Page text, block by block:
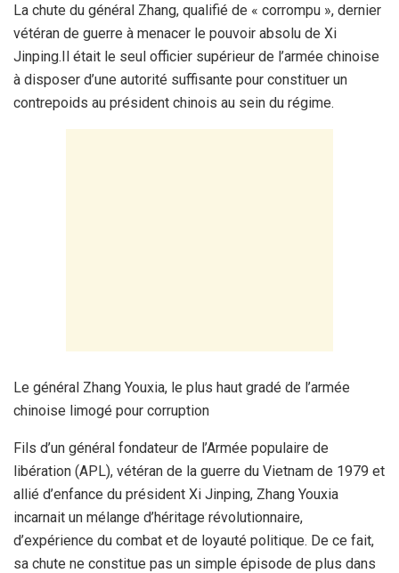
La chute du général Zhang, qualifié de « corrompu », dernier
vétéran de guerre à menacer le pouvoir absolu de Xi
Jinping.Il était le seul officier supérieur de l’armée chinoise
à disposer d’une autorité suffisante pour constituer un
contrepoids au président chinois au sein du régime.
Le général Zhang Youxia, le plus haut gradé de l’armée
chinoise limogé pour corruption
Fils d’un général fondateur de l’Armée populaire de
libération (APL), vétéran de la guerre du Vietnam de 1979 et
allié d’enfance du président Xi Jinping, Zhang Youxia
incarnait un mélange d’héritage révolutionnaire,
d’expérience du combat et de loyauté politique. De ce fait,
sa chute ne constitue pas un simple épisode de plus dans